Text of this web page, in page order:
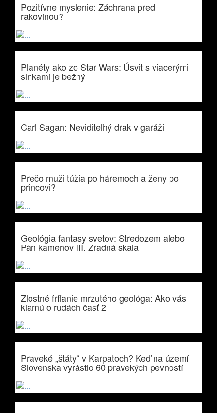
Pozitívne myslenie: Záchrana pred
rakovinou?
Planéty ako zo Star Wars: Úsvit s viacerými
slnkami je bežný
Carl Sagan: Neviditeľný drak v garáži
Prečo muži túžia po háremoch a ženy po
princovi?
Geológia fantasy svetov: Stredozem alebo
Pán kameňov III. Zradná skala
Zlostné frfľanie mrzutého geológa: Ako vás
klamú o rudách časť 2
Praveké „štáty“ v Karpatoch? Keď na území
Slovenska vyrástlo 60 pravekých pevností